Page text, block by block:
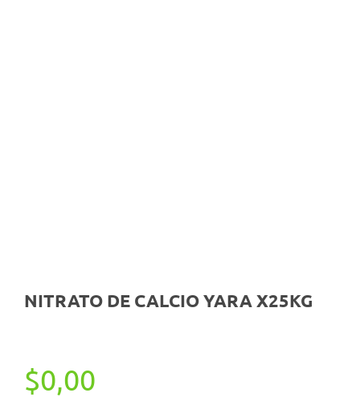
NITRATO DE CALCIO YARA X25KG
$0,00